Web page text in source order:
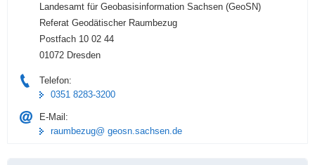
Landesamt für Geobasisinformation Sachsen (GeoSN)
Referat Geodätischer Raumbezug
Postfach 10 02 44
01072 Dresden
Telefon:
0351 8283-3200
E-Mail:
raumbezug@ geosn.sachsen.de